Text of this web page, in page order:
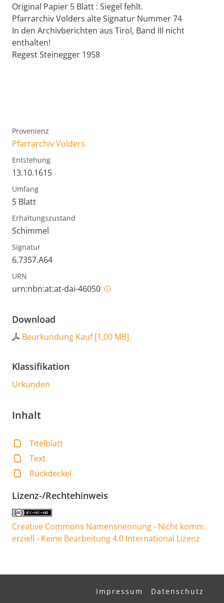
Original Papier 5 Blatt : Siegel fehlt.
Pfarrarchiv Volders alte Signatur Nummer 74
In den Archivberichten aus Tirol, Band III nicht
enthalten!
Regest Steinegger 1958
Provenienz
Pfarrarchiv Volders
Entstehung
13.10.1615
Umfang
5 Blatt
Erhaltungszustand
Schimmel
Signatur
6.7357.A64
URN
urn:nbn:at:at-dai-46050
Download
Beurkundung Kauf[1,00 MB]
Klassifikation
Urkunden
Inhalt
Titelblatt
Text
Rückdeckel
Lizenz-/Rechtehinweis
Creative Commons Namensnennung - Nicht komm
erziell - Keine Bearbeitung 4.0 International Lizenz
Impressum Datenschutz